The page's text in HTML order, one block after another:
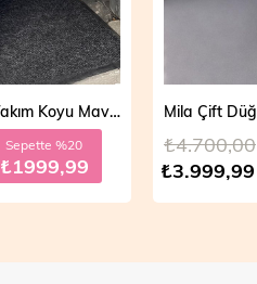
Vera Fermuarlı Denim Takım Koyu Mavi 19298
Sepette %20
₺1999,99 ₺3.999,99
₺4.700,00